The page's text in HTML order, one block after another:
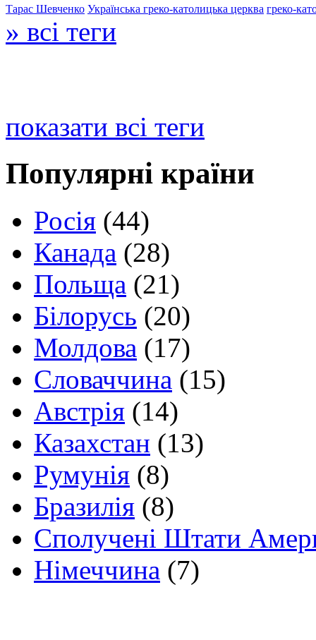
Тарас Шевченко Українська греко-католицька церква греко-
» всі теги
показати всі теги
Популярні країни
Росія (44)
Канада (28)
Польща (21)
Білорусь (20)
Молдова (17)
Словаччина (15)
Австрія (14)
Казахстан (13)
Румунія (8)
Бразилія (8)
Сполучені Штати
Німеччина (7)